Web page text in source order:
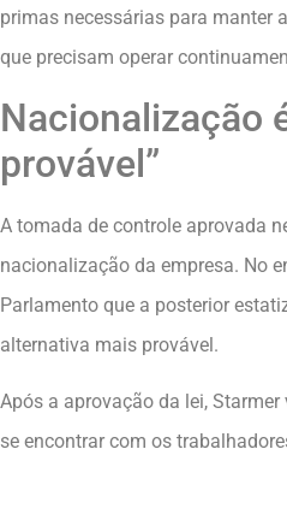
primas necessárias para manter
que precisam operar
Nacionalização
provável”
A tomada de controle aprovada
nacionalização da empresa. No
Parlamento que a posterior
alternativa mais provável.
Após a aprovação da lei,
se encontrar com os